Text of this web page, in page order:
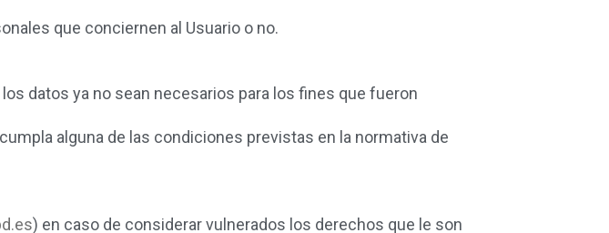
que conciernen al Usuario o no.
datos ya no sean necesarios para los fines que fueron
alguna de las condiciones previstas en la normativa de
) en caso de considerar vulnerados los derechos que le son